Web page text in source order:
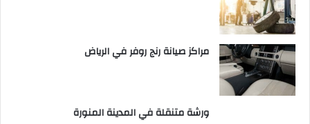
مراكز صيانة رنج روفر في الرياض
ورشة متنقلة في المدينة المنورة